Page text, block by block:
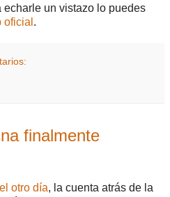
un vistazo lo puedes
oficial .
finalmente
otro día, la cuenta atrás de la